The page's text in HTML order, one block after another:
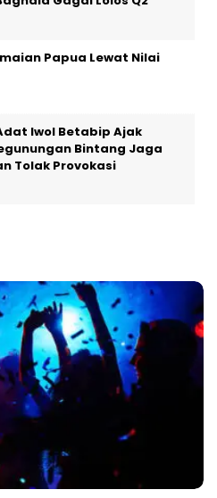
Papua Lewat Nilai
Iwol Betabip Ajak
Bintang Jaga
Tolak Provokasi